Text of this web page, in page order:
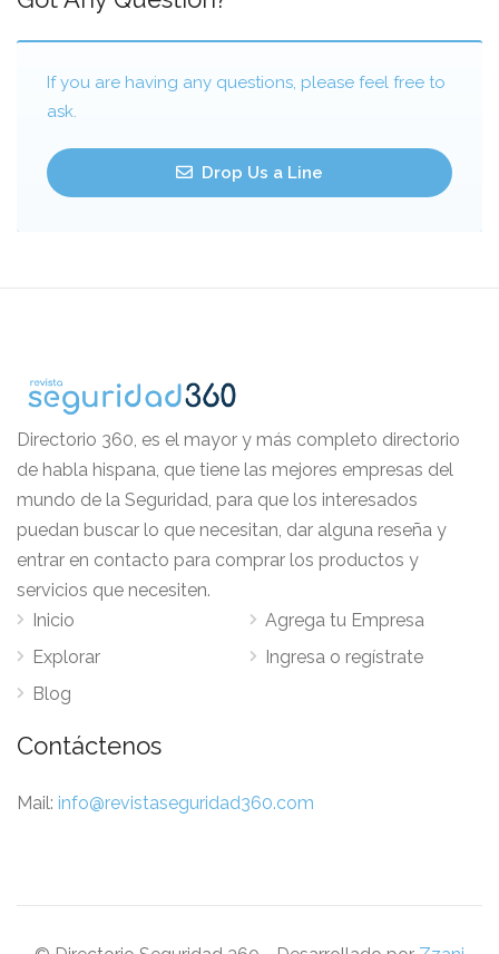
If you are having any questions, please feel free to
ask.
Drop Us a Line
Directorio 360, es el mayor y más completo directorio
de habla hispana, que tiene las mejores empresas del
mundo de la Seguridad, para que los interesados
puedan buscar lo que necesitan, dar alguna reseña y
entrar en contacto para comprar los productos y
servicios que necesiten.
Inicio
Explorar
Blog
Agrega tu Empresa
Ingresa o regístrate
Contáctenos
Mail: info@revistaseguridad360.com